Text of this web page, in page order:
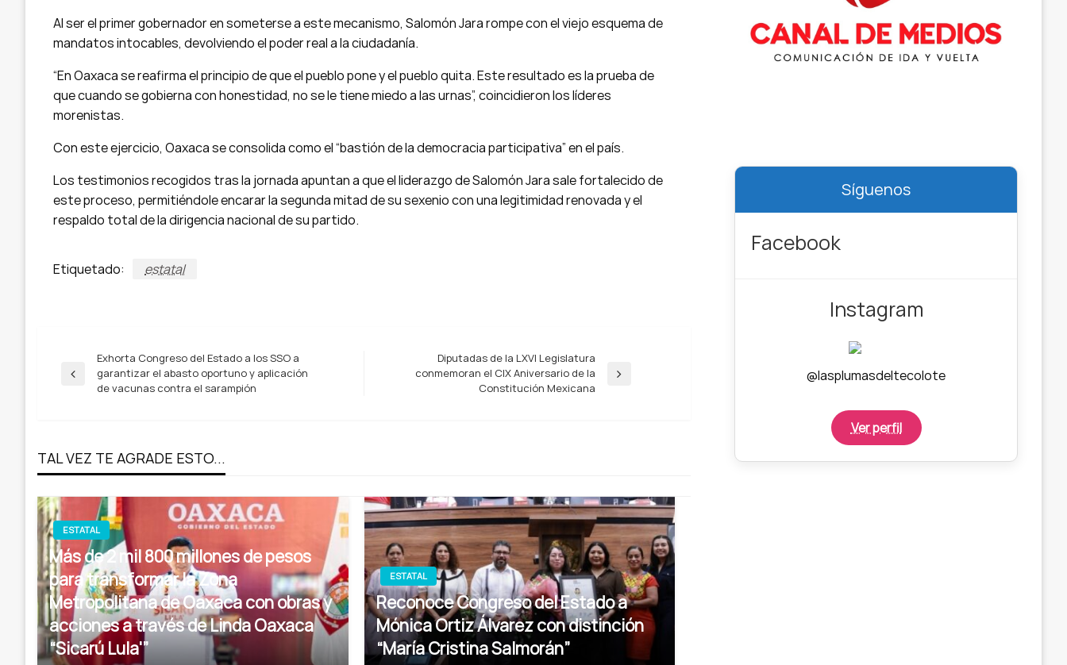
Al ser el primer gobernador en someterse a este mecanismo, Salomón Jara rompe con el viejo esquema de
mandatos intocables, devolviendo el poder real a la ciudadanía.
“En Oaxaca se reafirma el principio de que el pueblo pone y el pueblo quita. Este resultado es la prueba de
que cuando se gobierna con honestidad, no se le tiene miedo a las urnas”, coincidieron los líderes
morenistas.
Con este ejercicio, Oaxaca se consolida como el “bastión de la democracia participativa” en el país.
Los testimonios recogidos tras la jornada apuntan a que el liderazgo de Salomón Jara sale fortalecido de
este proceso, permitiéndole encarar la segunda mitad de su sexenio con una legitimidad renovada y el
respaldo total de la dirigencia nacional de su partido.
Etiquetado: estatal
Navegación
entradas
Entrada
anterior
Exhorta Congreso del Estado a los SSO a
garantizar el abasto oportuno y aplicación
de vacunas contra el sarampión
Entrada
Diputadas de la LXVI Legislatura
conmemoran el CIX Aniversario de la
Constitución Mexicana
TAL VEZ TE AGRADE ESTO...
ESTATAL
Más de 2 mil 800 millones de pesos
para transformar la Zona
Metropolitana de Oaxaca con obras y
acciones a través de Linda Oaxaca
“Sicarú Lula'”
ESTATAL
Reconoce Congreso del Estado a
Mónica Ortiz Álvarez con distinción
“María Cristina Salmorán”
Síguenos
Facebook
Instagram
@lasplumasdeltecolote
Ver perfil